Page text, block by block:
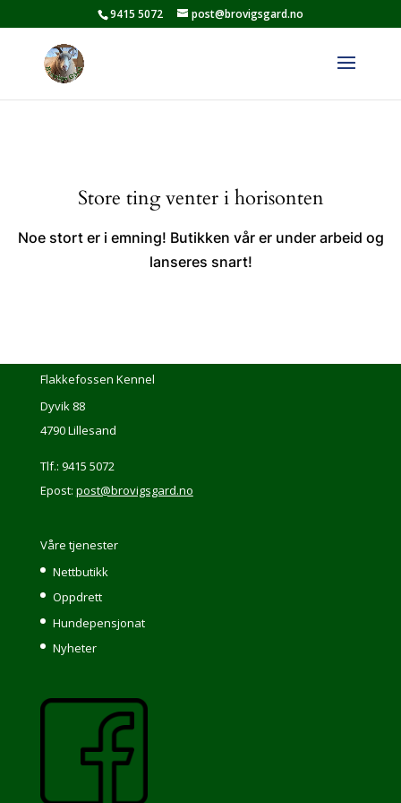
9415 5072 post@brovigsgard.no
Store ting venter i horisonten
Noe stort er i emning! Butikken vår er under arbeid og
lanseres snart!
Flakkefossen Kennel
Dyvik 88
4790 Lillesand
Tlf.: 9415 5072
Epost: post@brovigsgard.no
Våre tjenester
Nettbutikk
Oppdrett
Hundepensjonat
Nyheter